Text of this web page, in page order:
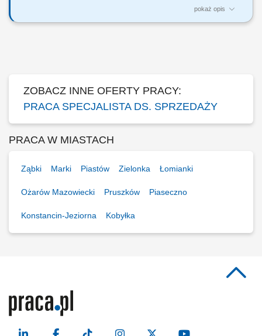
pokaż opis
Szukamy Ciebie, jeśli: jesteś na początku swojej drogi zawodowej lub
ZOBACZ INNE OFERTY PRACY:
PRACA SPECJALISTA DS. SPRZEDAŻY
PRACA W MIASTACH
Ząbki Marki Piastów Zielonka Łomianki
Ożarów Mazowiecki Pruszków Piaseczno
Konstancin-Jeziorna Kobyłka